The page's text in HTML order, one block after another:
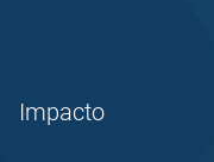
Impacto